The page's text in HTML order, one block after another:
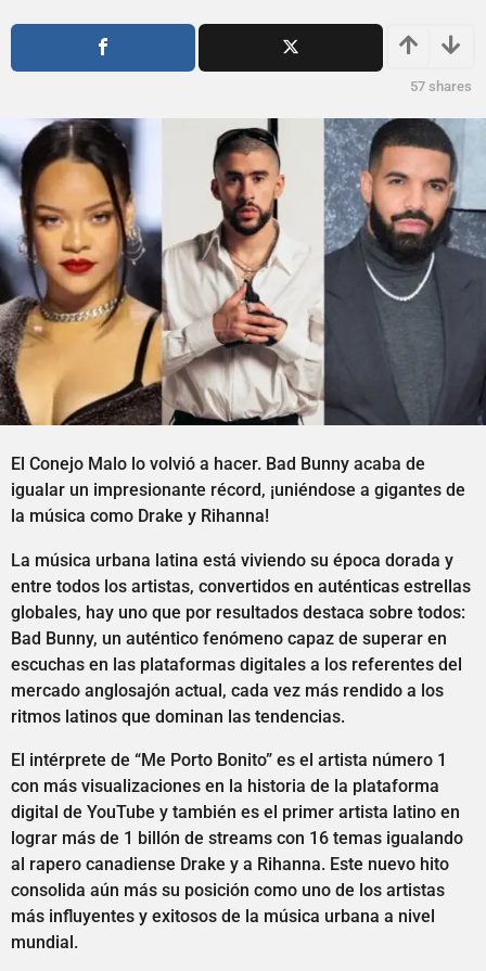
o
o
s
57 shares
El Conejo Malo lo volvió a hacer. Bad Bunny acaba de
igualar un impresionante récord, ¡uniéndose a gigantes de
la música como Drake y Rihanna!
La música urbana latina está viviendo su época dorada y
entre todos los artistas, convertidos en auténticas estrellas
globales, hay uno que por resultados destaca sobre todos:
Bad Bunny, un auténtico fenómeno capaz de superar en
escuchas en las plataformas digitales a los referentes del
mercado anglosajón actual, cada vez más rendido a los
ritmos latinos que dominan las tendencias.
El intérprete de “Me Porto Bonito” es el artista número 1
con más visualizaciones en la historia de la plataforma
digital de YouTube y también es el primer artista latino en
lograr más de 1 billón de streams con 16 temas igualando
al rapero canadiense Drake y a Rihanna. Este nuevo hito
consolida aún más su posición como uno de los artistas
más influyentes y exitosos de la música urbana a nivel
mundial.